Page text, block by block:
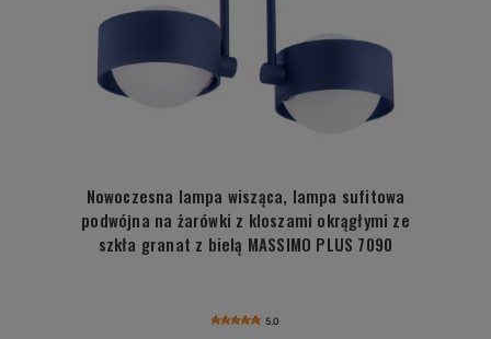
Nowoczesna lampa wisząca, lampa sufitowa
podwójna na żarówki z kloszami okrągłymi ze
szkła granat z bielą MASSIMO PLUS 7090
5.0